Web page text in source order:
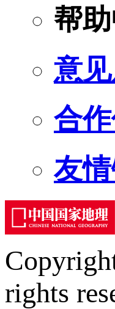
帮
意
合
友
rights